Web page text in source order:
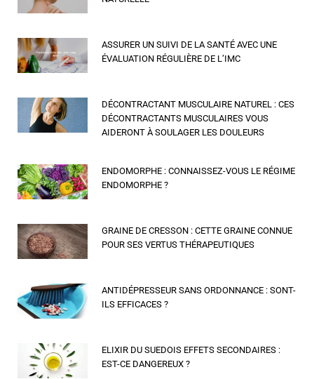
ASSURER UN SUIVI DE LA SANTÉ AVEC UNE
ÉVALUATION RÉGULIÈRE DE L’IMC
DÉCONTRACTANT MUSCULAIRE NATUREL : CES
DÉCONTRACTANTS MUSCULAIRES VOUS
AIDERONT À SOULAGER LES DOULEURS
ENDOMORPHE : CONNAISSEZ-VOUS LE RÉGIME
ENDOMORPHE ?
GRAINE DE CRESSON : CETTE GRAINE CONNUE
POUR SES VERTUS THÉRAPEUTIQUES
ANTIDÉPRESSEUR SANS ORDONNANCE : SONT-
ILS EFFICACES ?
ELIXIR DU SUEDOIS EFFETS SECONDAIRES :
EST-CE DANGEREUX ?